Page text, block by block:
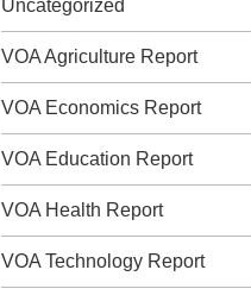
Uncategorized
VOA Agriculture Report
VOA Economics Report
VOA Education Report
VOA Health Report
VOA Technology Report